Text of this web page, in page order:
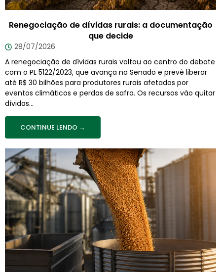
Renegociação de dívidas rurais: a documentação
que decide
28/07/2026
A renegociação de dívidas rurais voltou ao centro do debate
com o PL 5122/2023, que avança no Senado e prevê liberar
até R$ 30 bilhões para produtores rurais afetados por
eventos climáticos e perdas de safra. Os recursos vão quitar
dívidas...
CONTINUE LENDO →